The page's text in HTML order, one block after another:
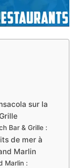
sur la
Bar & Grille :
de mer à
Marlin
Marlin :